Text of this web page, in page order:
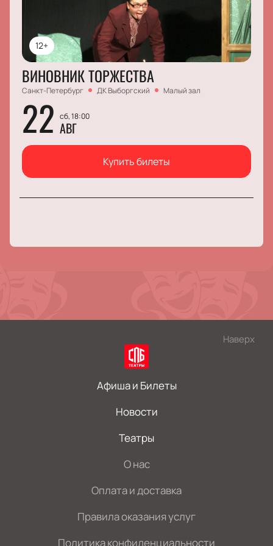
12+
ВИНОВНИК ТОРЖЕСТВА
Санкт-Петербург ДК Выборгский Малый зал
22 сб, 18:00
АВГ
Купить билеты
Наверх
Афиша и Билеты
Новости
Театры
О нас
Оплата и доставка
Правила оказания услуг
Политика конфиденциальности